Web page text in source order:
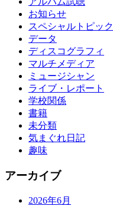
お知らせ
スペシャルトピック
データ
ディスコグラフィ
マルチメディア
ミュージシャン
ライブ・レポート
学校関係
書籍
未分類
気まぐれ日記
趣味
アーカイブ
2026年6月